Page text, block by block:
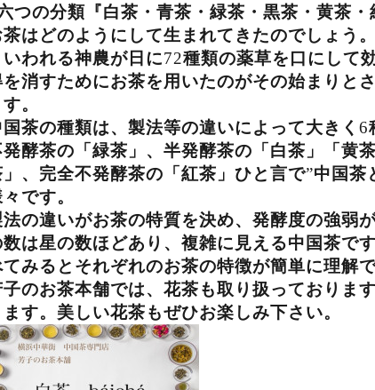
つの分類『白茶・青茶・緑茶・黒茶・黄茶・
茶はどのようにして生まれてきたのでしょう
いわれる神農が日に72種類の薬草を口にして
を消すためにお茶を用いたのがその始まりと
。
茶の種類は、製法等の違いによって大きく 6
発酵茶の「緑茶」、半発酵茶の「白茶」「黄
」、完全不発酵茶の「紅茶」ひと言で”中国茶
です。
法の違いがお茶の特質を決め、発酵度の強弱
数は星の数ほどあり、複雑に見える中国茶で
みるとそれぞれのお茶の特徴が簡単に理解で
子のお茶本舗では、花茶も取り扱っておりま
す。美しい花茶もぜひお楽しみ下さい。